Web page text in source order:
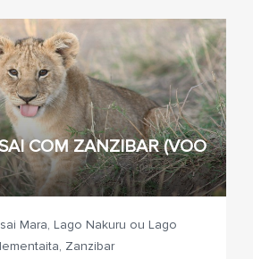
COM ZANZIBAR (VOO
Mara, Lago Nakuru ou Lago
Zanzibar